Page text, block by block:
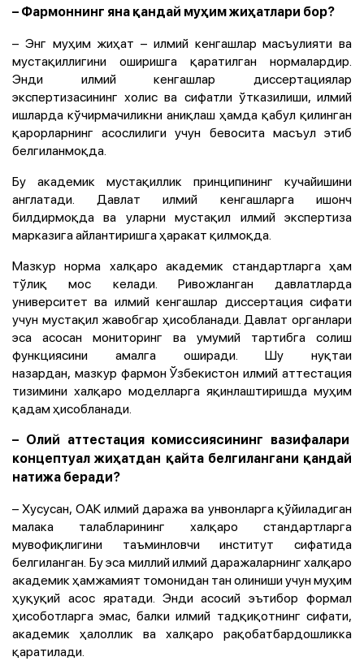
– Фармоннинг яна қандай муҳим жиҳатлари бор?
– Энг муҳим жиҳат – илмий кенгашлар масъулияти ва
мустақиллигини оширишга қаратилган нормалардир.
Энди илмий кенгашлар диссертациялар
экспертизасининг холис ва сифатли ўтказилиши, илмий
ишларда кўчирмачиликни аниқлаш ҳамда қабул қилинган
қарорларнинг асослилиги учун бевосита масъул этиб
белгиланмоқда.
Бу академик мустақиллик принципининг кучайишини
англатади. Давлат илмий кенгашларга ишонч
билдирмоқда ва уларни мустақил илмий экспертиза
марказига айлантиришга ҳаракат қилмоқда.
Мазкур норма халқаро академик стандартларга ҳам
тўлиқ мос келади. Ривожланган давлатларда
университет ва илмий кенгашлар диссертация сифати
учун мустақил жавобгар ҳисобланади. Давлат органлари
эса асосан мониторинг ва умумий тартибга солиш
функциясини амалга оширади. Шу нуқтаи
назардан, мазкур фармон Ўзбекистон илмий аттестация
тизимини халқаро моделларга яқинлаштиришда муҳим
қадам ҳисобланади.
– Олий аттестация комиссиясининг вазифалари
концептуал жиҳатдан қайта белгилангани қандай
натижа беради?
– Хусусан, ОАК илмий даража ва унвонларга қўйиладиган
малака талабларининг халқаро стандартларга
мувофиқлигини таъминловчи институт сифатида
белгиланган. Бу эса миллий илмий даражаларнинг халқаро
академик ҳамжамият томонидан тан олиниши учун муҳим
ҳуқуқий асос яратади. Энди асосий эътибор формал
ҳисоботларга эмас, балки илмий тадқиқотнинг сифати,
академик ҳалоллик ва халқаро рақобатбардошликка
қаратилади.